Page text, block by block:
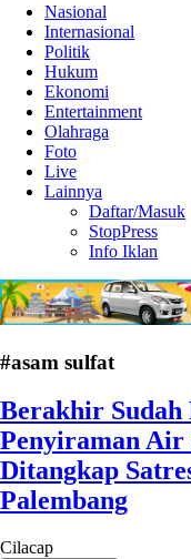
Nasional
Internasional
Politik
Hukum
Ekonomi
Entertainment
Olahraga
Foto
Live
Lainnya
Daftar/Masuk
StopPress
Info Iklan
#asam sulfat
Berakhir Sudah
Penyiraman Air
Ditangkap
Palembang
Cilacap